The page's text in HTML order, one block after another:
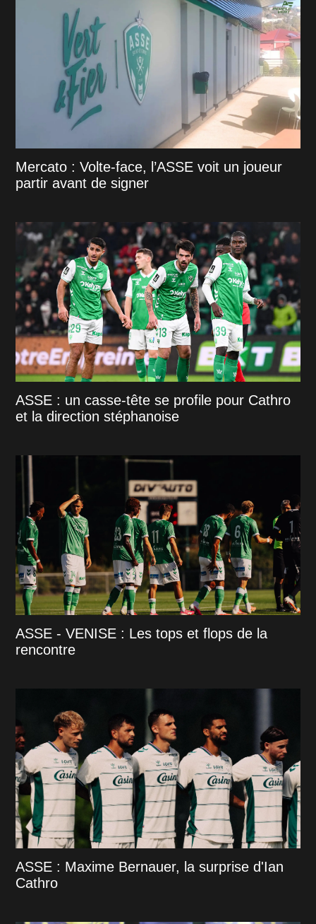
Mercato : Volte-face, l’ASSE voit un joueur
partir avant de signer
ASSE : un casse-tête se profile pour Cathro
et la direction stéphanoise
ASSE - VENISE : Les tops et flops de la
rencontre
ASSE : Maxime Bernauer, la surprise d'Ian
Cathro